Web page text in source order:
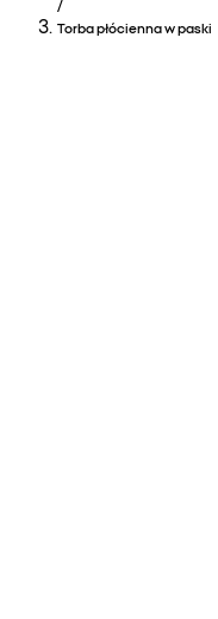
Torba płócienna w paski